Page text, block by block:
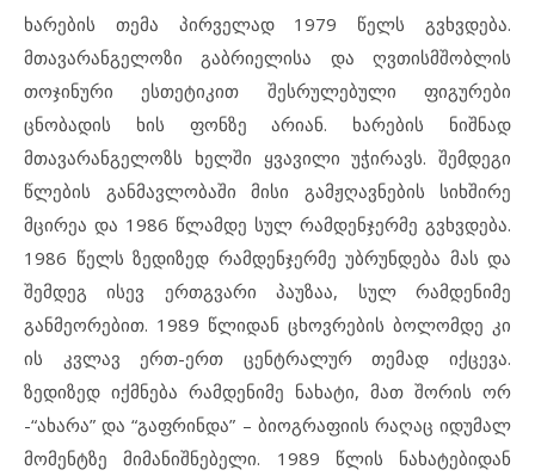
ხარების თემა პირველად 1979 წელს გვხვდება.
მთავარანგელოზი გაბრიელისა და ღვთისმშობლის
თოჯინური ესთეტიკით შესრულებული ფიგურები
ცნობადის ხის ფონზე არიან. ხარების ნიშნად
მთავარანგელოზს ხელში ყვავილი უჭირავს. შემდეგი
წლების განმავლობაში მისი გამჟღავნების სიხშირე
მცირეა და 1986 წლამდე სულ რამდენჯერმე გვხვდება.
1986 წელს ზედიზედ რამდენჯერმე უბრუნდება მას და
შემდეგ ისევ ერთგვარი პაუზაა, სულ რამდენიმე
განმეორებით. 1989 წლიდან ცხოვრების ბოლომდე კი
ის კვლავ ერთ-ერთ ცენტრალურ თემად იქცევა.
ზედიზედ იქმნება რამდენიმე ნახატი, მათ შორის ორ
-“ახარა” და “გაფრინდა” – ბიოგრაფიის რაღაც იდუმალ
მომენტზე მიმანიშნებელი. 1989 წლის ნახატებიდან